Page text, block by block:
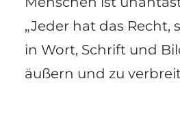
„Jeder hat das Recht,
in Wort, Schrift und
äußern und zu